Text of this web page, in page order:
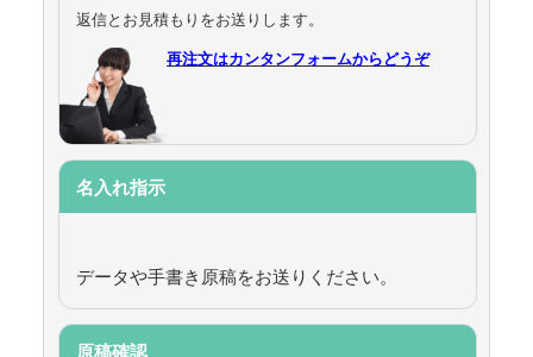
返信とお見積もりをお送りします。
再注文はカンタンフォームからどうぞ
名入れ指示
データや手書き原稿をお送りください。
原稿確認